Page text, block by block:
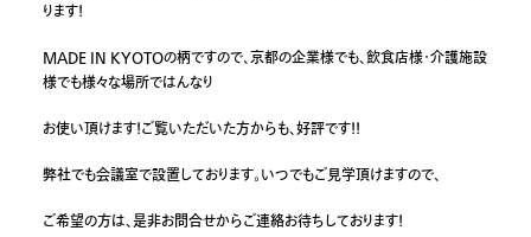
ります！
MADE IN KYOTOの柄ですので、京都の企業様でも、飲食店様・介護施設
様でも様々な場所ではんなり
お使い頂けます！ご覧いただいた方からも、好評です！！
弊社でも会議室で設置しております。いつでもご見学頂けますので、
ご希望の方は、是非お問合せからご連絡お待ちしております！